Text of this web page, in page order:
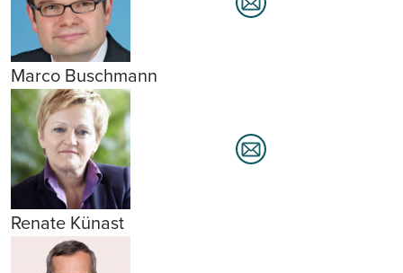
Marco Buschmann
Renate Künast